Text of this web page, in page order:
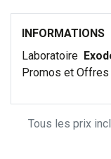
INFORMATIONS
Laboratoire
Promos et Offres
Tous les prix